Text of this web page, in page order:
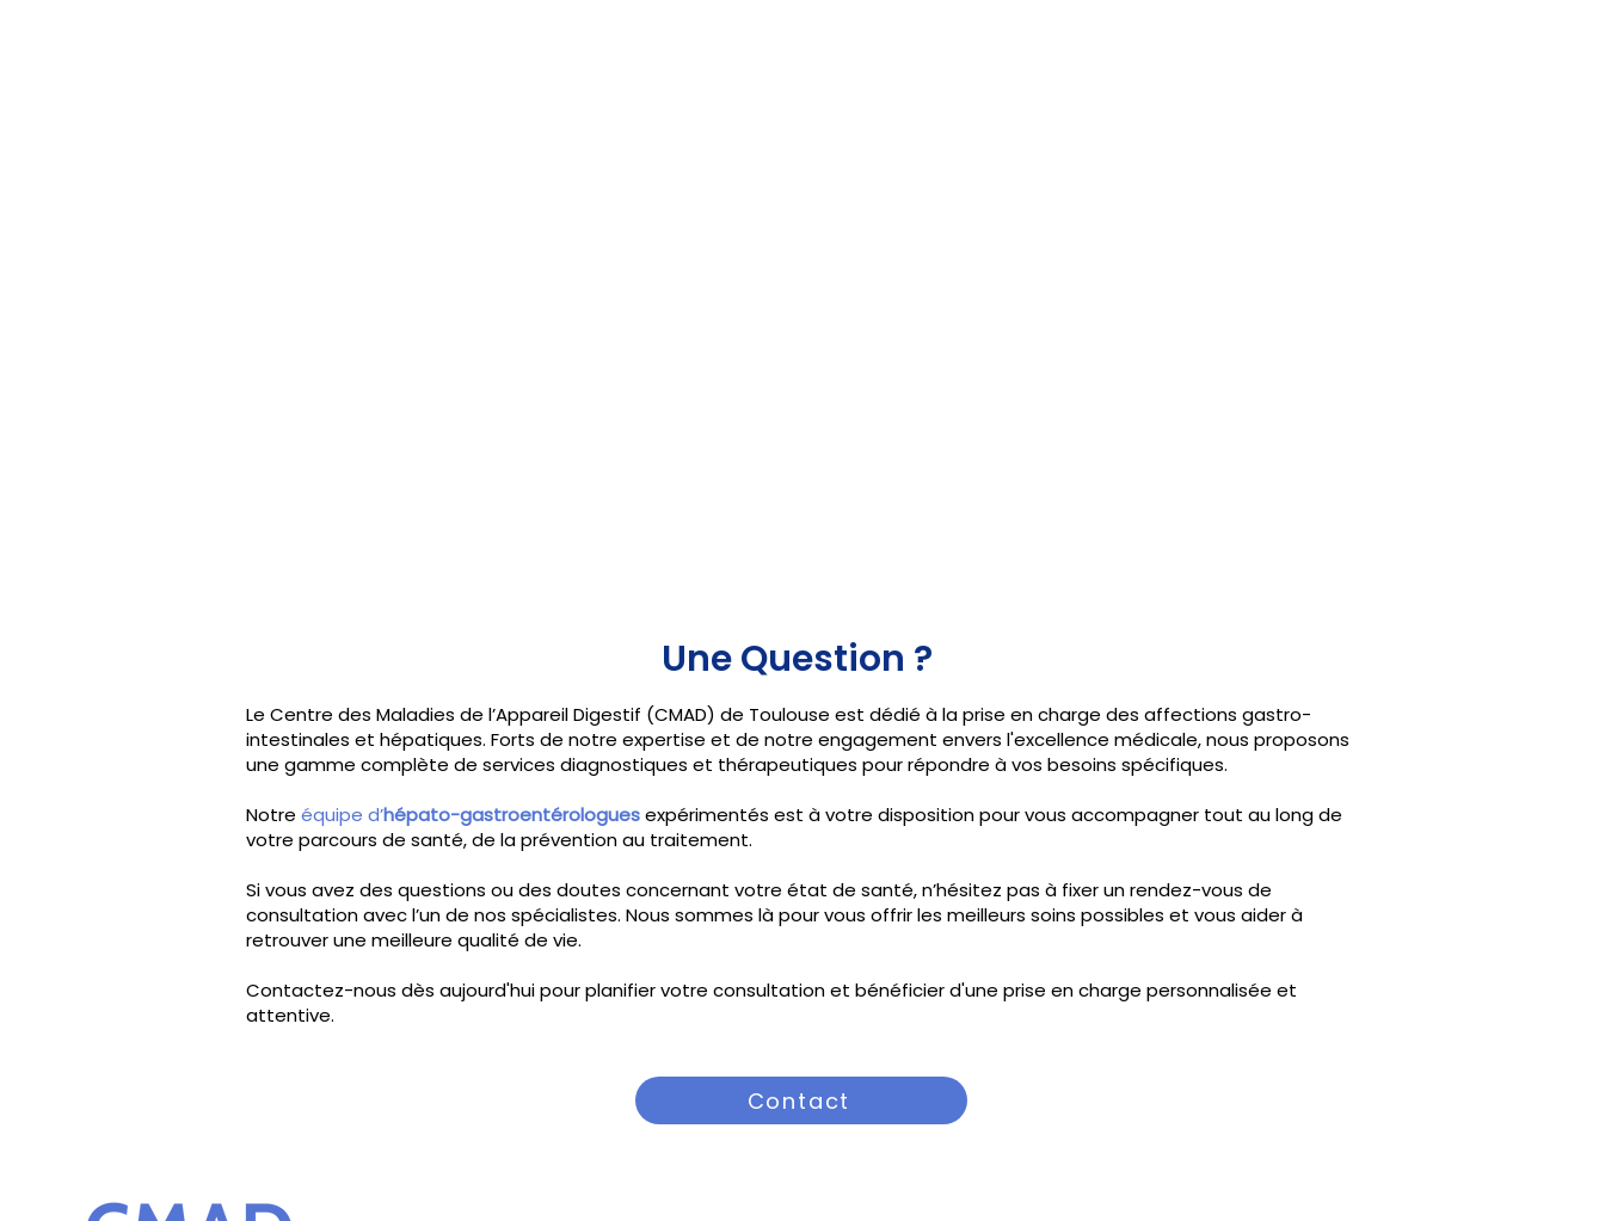
Une Question ?
Le Centre des Maladies de l’Appareil Digestif (CMAD) de Toulouse est dédié à la prise en charge des affections gastro-
intestinales et hépatiques. Forts de notre expertise et de notre engagement envers l'excellence médicale, nous proposons
une gamme complète de services diagnostiques et thérapeutiques pour répondre à vos besoins spécifiques.
Notre équipe d’hépato-gastroentérologuesexpérimentés est à votre disposition pour vous accompagner tout au long de
votre parcours de santé, de la prévention au traitement.
Si vous avez des questions ou des doutes concernant votre état de santé, n’hésitez pas à fixer un rendez-vous de
consultation avec l’un de nos spécialistes. Nous sommes là pour vous offrir les meilleurs soins possibles et vous aider à
retrouver une meilleure qualité de vie.
Contactez-nous dès aujourd'hui pour planifier votre consultation et bénéficier d'une prise en charge personnalisée et
attentive.
Contact